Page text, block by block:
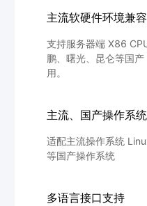
主流软硬件环境兼
支持服务器端 X86
鹏、曙光、昆仑等国
用。
主流、国产操作系
适配主流操作系统
等国产操作系统
多语言接口支持